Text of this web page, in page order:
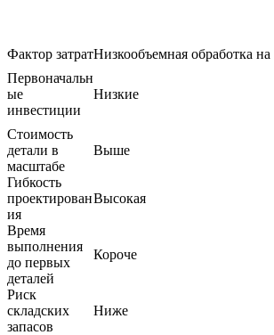
Фактор затратНизкообъемная обработка
Первоначальн
ые
инвестиции
Низкие
Стоимость
детали в
масштабе
Выше
Гибкость
проектирован
ия
Высокая
Время
выполнения
до первых
деталей
Короче
Риск
складских
запасов
Ниже